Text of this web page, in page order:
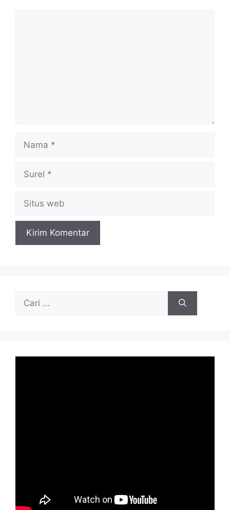
Nama
Surel
Situs
web
Cari